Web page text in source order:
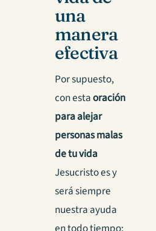
una
manera
efectiva
Por supuesto,
con estaoración
para alejar
personas malas
de tu vida
Jesucristo es y
será siempre
nuestra ayuda